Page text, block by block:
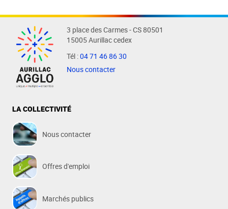
3 place des Carmes - CS 80501
15005 Aurillac cedex
Tél :04 71 46 86 30
Nous contacter
LA COLLECTIVITÉ
Nous contacter
Offres d'emploi
Marchés publics